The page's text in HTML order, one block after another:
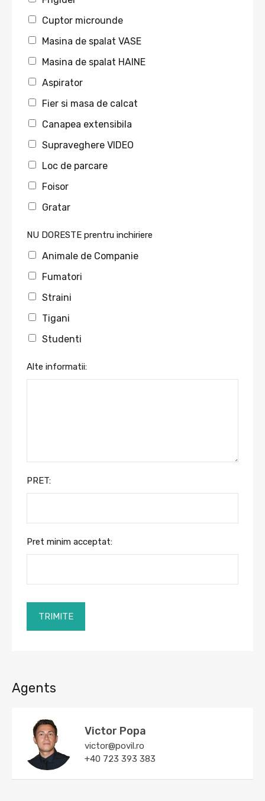
Cuptor microunde
Masina de spalat VASE
Masina de spalat HAINE
Aspirator
Fier si masa de calcat
Canapea extensibila
Supraveghere VIDEO
Loc de parcare
Foisor
Gratar
NU DORESTE prentru inchiriere
Animale de Companie
Fumatori
Straini
Tigani
Studenti
Alte informatii:
PRET:
Pret minim acceptat:
TRIMITE
Agents
Victor Popa
victor@povil.ro
+40 723 393 383